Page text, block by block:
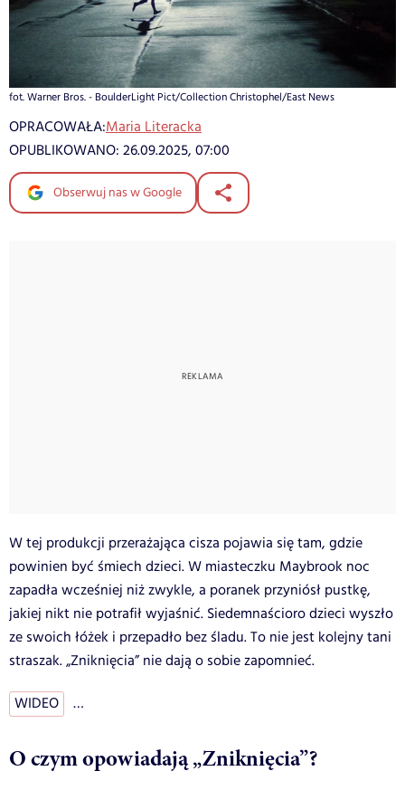
fot. Warner Bros. - BoulderLight Pict/Collection Christophel/East News
OPRACOWAŁA:Maria Literacka
OPUBLIKOWANO: 26.09.2025, 07:00
Obserwuj nas w Google
W tej produkcji przerażająca cisza pojawia się tam, gdzie
powinien być śmiech dzieci. W miasteczku Maybrook noc
zapadła wcześniej niż zwykle, a poranek przyniósł pustkę,
jakiej nikt nie potrafił wyjaśnić. Siedemnaścioro dzieci wyszło
ze swoich łóżek i przepadło bez śladu. To nie jest kolejny tani
straszak. „Zniknięcia” nie dają o sobie zapomnieć.
WIDEO …
O czym opowiadają „Zniknięcia”?